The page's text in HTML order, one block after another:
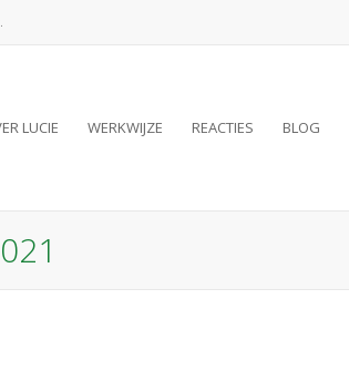
LUCIE WERKWIJZE REACTIES BLOG